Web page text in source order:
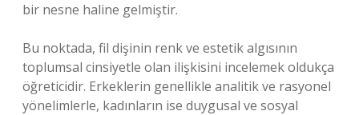
bir nesne haline gelmiştir.
Bu noktada, fil dişinin renk ve estetik algısının
toplumsal cinsiyetle olan ilişkisini incelemek oldukça
öğreticidir. Erkeklerin genellikle analitik ve rasyonel
yönelimlerle, kadınların ise duygusal ve sosyal